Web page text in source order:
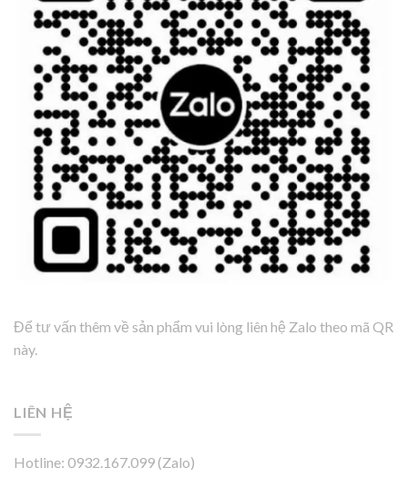
Để tư vấn thêm về sản phẩm vui lòng liên hệ Zalo theo mã QR
này.
LIÊN HỆ
Hotline: 0932.167.099 (Zalo)